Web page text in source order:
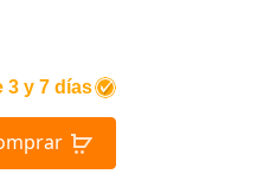
3 y 7 días